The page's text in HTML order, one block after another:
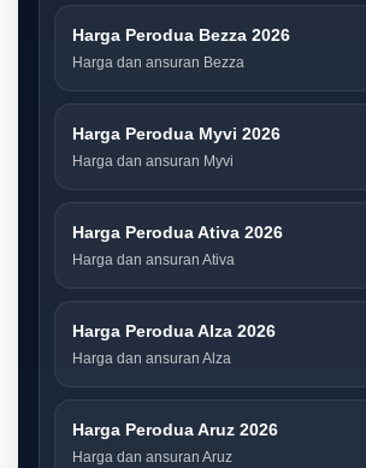
Harga Perodua Bezza 2026
Harga dan ansuran Bezza
Harga Perodua Myvi 2026
Harga dan ansuran Myvi
Harga Perodua Ativa 2026
Harga dan ansuran Ativa
Harga Perodua Alza 2026
Harga dan ansuran Alza
Harga Perodua Aruz 2026
Harga dan ansuran Aruz